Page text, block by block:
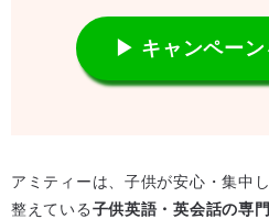
▶ キャンペーン
アミティーは、子供が安心・集中
整えている子供英語・英会話の専